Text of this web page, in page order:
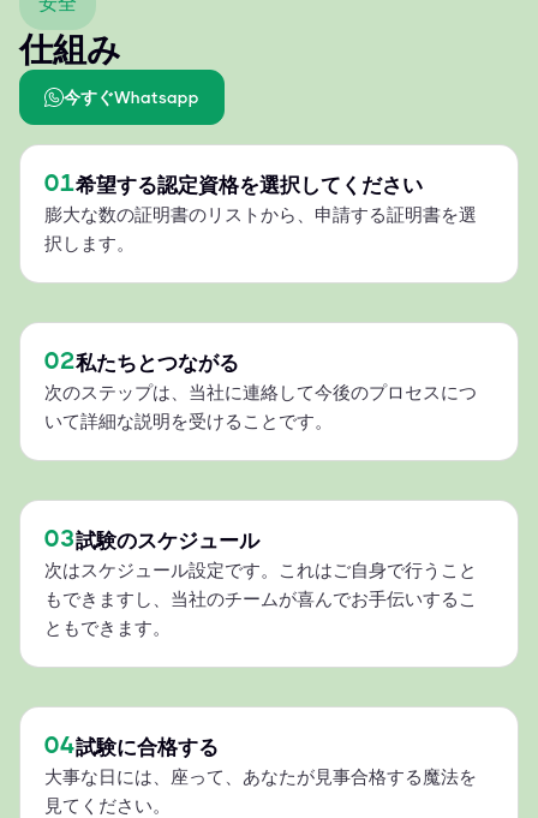
仕組み
今すぐWhatsapp
01希望する認定資格を選択してください
膨大な数の証明書のリストから、申請する証明書を選
択します。
02私たちとつながる
次のステップは、当社に連絡して今後のプロセスにつ
いて詳細な説明を受けることです。
03試験のスケジュール
次はスケジュール設定です。これはご自身で行うこと
もできますし、当社のチームが喜んでお手伝いするこ
ともできます。
04試験に合格する
大事な日には、座って、あなたが見事合格する魔法を
見てください。